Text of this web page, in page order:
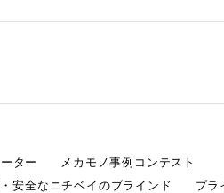
ター
メカモノ事例コンテスト
安全なニチベイのブラインド
プラ